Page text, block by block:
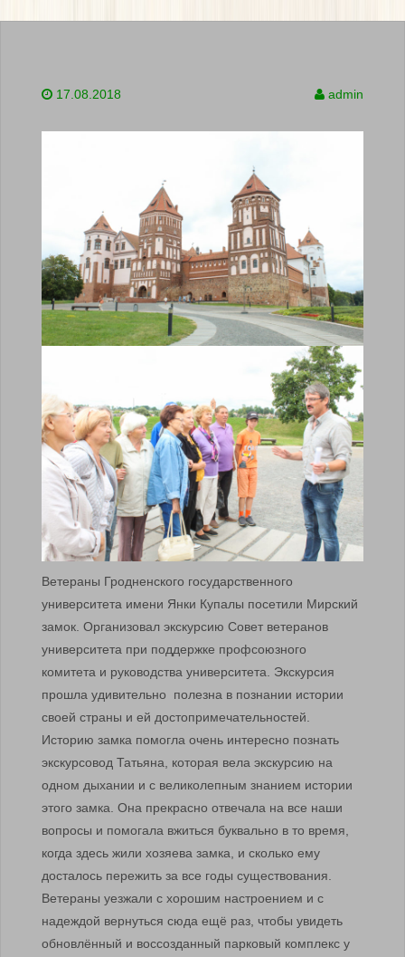
17.08.2018 admin
Ветераны Гродненского государственного
университета имени Янки Купалы посетили Мирский
замок. Организовал экскурсию Совет ветеранов
университета при поддержке профсоюзного
комитета и руководства университета. Экскурсия
прошла удивительно полезна в познании истории
своей страны и ей достопримечательностей.
Историю замка помогла очень интересно познать
экскурсовод Татьяна, которая вела экскурсию на
одном дыхании и с великолепным знанием истории
этого замка. Она прекрасно отвечала на все наши
вопросы и помогала вжиться буквально в то время,
когда здесь жили хозяева замка, и сколько ему
досталось пережить за все годы существования.
Ветераны уезжали с хорошим настроением и с
надеждой вернуться сюда ещё раз, чтобы увидеть
обновлённый и воссозданный парковый комплекс у